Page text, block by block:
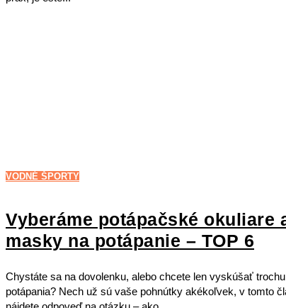
VODNÉ ŠPORTY
Vyberáme potápačské okuliare
masky na potápanie – TOP 6
Chystáte sa na dovolenku, alebo chcete len vyskúšať trochu
potápania? Nech už sú vaše pohnútky akékoľvek, v tomto